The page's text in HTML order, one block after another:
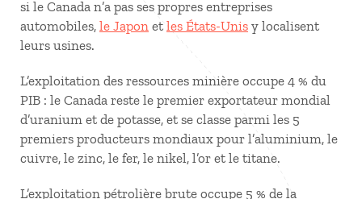
si le Canada n’a pas ses propres entreprises
automobiles, le Japon et les États-Unis y localisent
leurs usines.
L’exploitation des ressources minière occupe 4 % du
PIB : le Canada reste le premier exportateur mondial
d’uranium et de potasse, et se classe parmi les 5
premiers producteurs mondiaux pour l’aluminium, le
cuivre, le zinc, le fer, le nikel, l’or et le titane.
L’exploitation pétrolière brute occupe 5 % de la